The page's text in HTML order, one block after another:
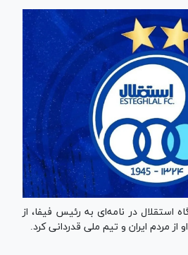
استقلال در نامه‌ای به رئیس فیفا، از
مردم ایران و تیم ملی قدردانی کرد.